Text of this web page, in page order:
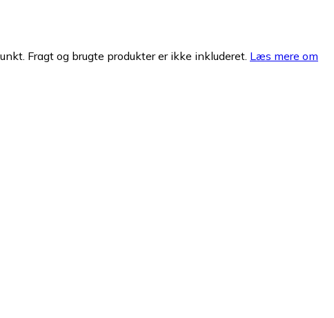
Fragt og brugte produkter er ikke inkluderet. Læs mere om